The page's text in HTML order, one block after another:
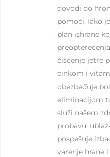
dovodi do
pomoći. Iako
plan ishrane
čišćenje jetre
cinkom i
obezbeđuje
eliminacijom
služi našem
probavu,
pospešuje
varenje hrane